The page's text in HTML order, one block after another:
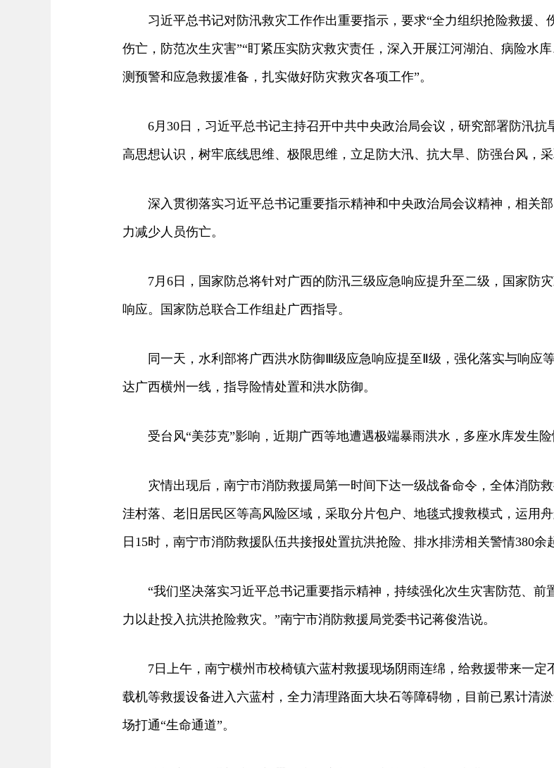
习近平总书记对防汛救灾工作作出重要指示，要求“全力组织抢险救援、
伤亡，防范次生灾害”“盯紧压实防灾救灾责任，深入开展江河湖泊、病险水
测预警和应急救援准备，扎实做好防灾救灾各项工作”。
6月30日，习近平总书记主持召开中共中央政治局会议，研究部署防汛抗
高思想认识，树牢底线思维、极限思维，立足防大汛、抗大旱、防强台风，
深入贯彻落实习近平总书记重要指示精神和中央政治局会议精神，相关
力减少人员伤亡。
7月6日，国家防总将针对广西的防汛三级应急响应提升至二级，国家防
响应。国家防总联合工作组赴广西指导。
同一天，水利部将广西洪水防御Ⅲ级应急响应提至Ⅱ级，强化落实与响应
达广西横州一线，指导险情处置和洪水防御。
受台风“美莎克”影响，近期广西等地遭遇极端暴雨洪水，多座水库发生险
灾情出现后，南宁市消防救援局第一时间下达一级战备命令，全体消防
洼村落、老旧居民区等高风险区域，采取分片包户、地毯式搜救模式，运用
日15时，南宁市消防救援队伍共接报处置抗洪抢险、排水排涝相关警情380余
“我们坚决落实习近平总书记重要指示精神，持续强化次生灾害防范、前
力以赴投入抗洪抢险救灾。”南宁市消防救援局党委书记蒋俊浩说。
7日上午，南宁横州市校椅镇六蓝村救援现场阴雨连绵，给救援带来一定
载机等救援设备进入六蓝村，全力清理路面大块石等障碍物，目前已累计清
场打通“生命通道”。